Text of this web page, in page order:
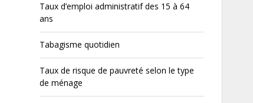
Taux d’emploi administratif des 15 à 64
ans
Tabagisme quotidien
Taux de risque de pauvreté selon le type
de ménage